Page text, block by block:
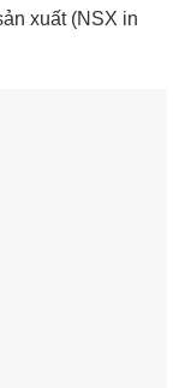
xuất (NSX in